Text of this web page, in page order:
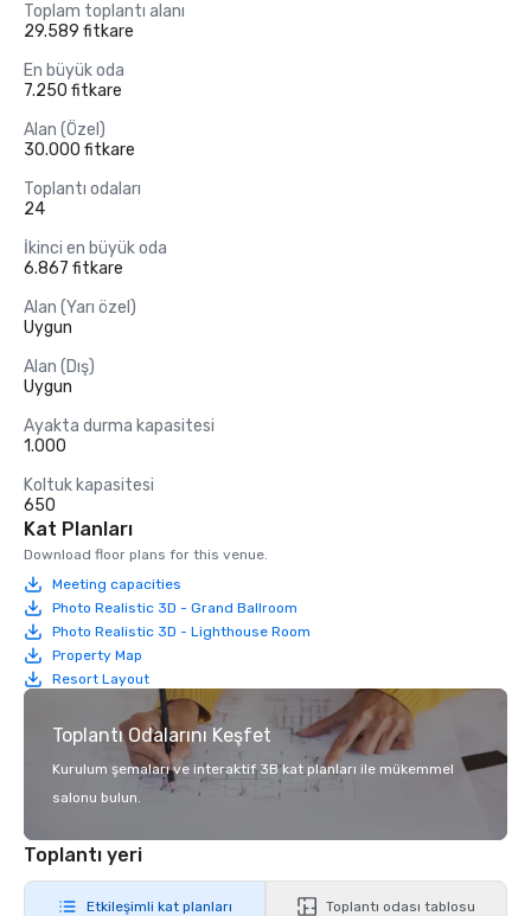
Toplam toplantı alanı
29.589 fitkare
En büyük oda
7.250 fitkare
Alan (Özel)
30.000 fitkare
Toplantı odaları
24
İkinci en büyük oda
6.867 fitkare
Alan (Yarı özel)
Uygun
Alan (Dış)
Uygun
Ayakta durma kapasitesi
1.000
Koltuk kapasitesi
650
Kat Planları
Download floor plans for this venue.
Meeting capacities
Photo Realistic 3D - Grand Ballroom
Photo Realistic 3D - Lighthouse Room
Property Map
Resort Layout
Toplantı Odalarını Keşfet
Kurulum şemaları ve interaktif 3B kat planları ile mükemmel
salonu bulun.
Toplantı yeri
Etkileşimli kat planları Toplantı odası tablosu